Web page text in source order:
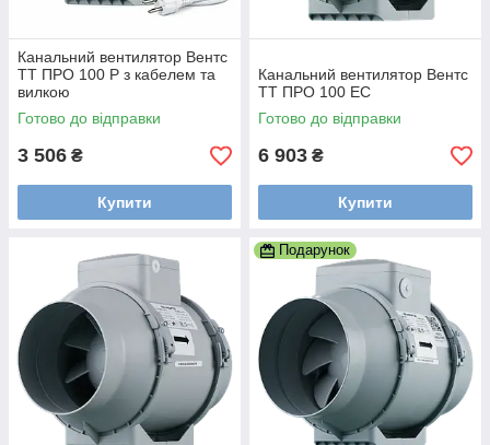
Канальний вентилятор Вентс
ТТ ПРО 100 Р з кабелем та
вилкою
Готово до відправки
3 506 ₴
Купити
Канальний вентилятор Вентс
ТТ ПРО 100 ЕС
Готово до відправки
6 903 ₴
Купити
Подарунок